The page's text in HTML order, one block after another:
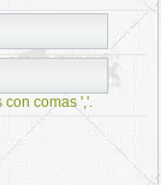
comas ','.